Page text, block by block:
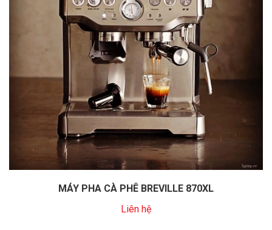
MÁY PHA CÀ PHÊ BREVILLE 870XL
Liên hệ